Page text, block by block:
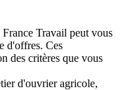
Travail peut vous
d'offres. Ces
des critères que vous
d'ouvrier agricole,